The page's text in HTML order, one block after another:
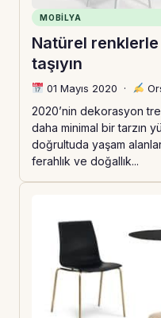
MOBILYA
Natürel
taşıyın
01 Mayıs 2020 ·
2020’nin dekorasyon
daha minimal bir tarzın
doğrultuda yaşam
ferahlık ve doğallık...